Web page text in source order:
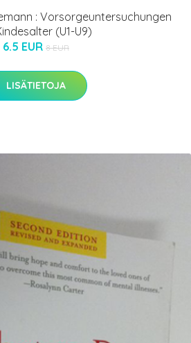
: Vorsorgeuntersuchungen
(U1-U9)
6.5 EUR 8 EUR
LISÄTIETOJA